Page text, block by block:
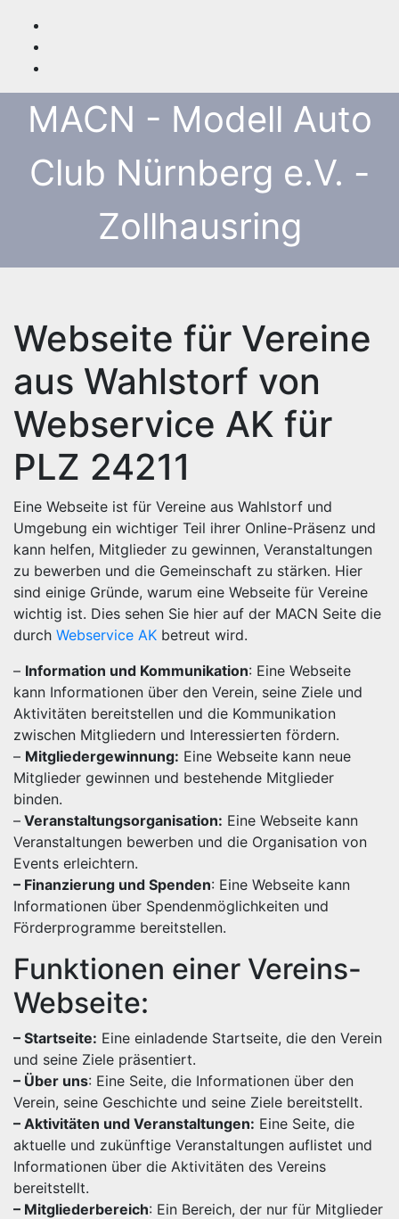
Inhalt
springen
MACN - Modell Auto
Club Nürnberg e.V. -
Zollhausring
Webseite für Vereine
aus Wahlstorf von
Webservice AK für
PLZ 24211
Eine Webseite ist für Vereine aus Wahlstorf und
Umgebung ein wichtiger Teil ihrer Online-Präsenz und
kann helfen, Mitglieder zu gewinnen, Veranstaltungen
zu bewerben und die Gemeinschaft zu stärken. Hier
sind einige Gründe, warum eine Webseite für Vereine
wichtig ist. Dies sehen Sie hier auf der MACN Seite die
durch Webservice AK betreut wird.
– Information und Kommunikation: Eine Webseite
kann Informationen über den Verein, seine Ziele und
Aktivitäten bereitstellen und die Kommunikation
zwischen Mitgliedern und Interessierten fördern.
– Mitgliedergewinnung: Eine Webseite kann neue
Mitglieder gewinnen und bestehende Mitglieder
binden.
– Veranstaltungsorganisation: Eine Webseite kann
Veranstaltungen bewerben und die Organisation von
Events erleichtern.
– Finanzierung und Spenden: Eine Webseite kann
Informationen über Spendenmöglichkeiten und
Förderprogramme bereitstellen.
Funktionen einer Vereins-
Webseite:
– Startseite: Eine einladende Startseite, die den Verein
und seine Ziele präsentiert.
– Über uns: Eine Seite, die Informationen über den
Verein, seine Geschichte und seine Ziele bereitstellt.
– Aktivitäten und Veranstaltungen: Eine Seite, die
aktuelle und zukünftige Veranstaltungen auflistet und
Informationen über die Aktivitäten des Vereins
bereitstellt.
– Mitgliederbereich: Ein Bereich, der nur für Mitglieder